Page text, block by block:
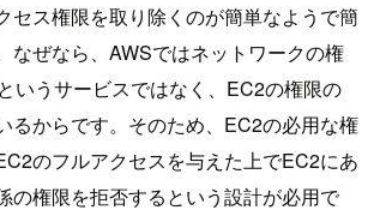
セス権限を取り除くのが簡単なようで簡
なぜなら、AWSではネットワークの権
いうサービスではなく、EC2の権限の
るからです。そのため、EC2の必用な権
のフルアクセスを与えた上でEC2にあ
の権限を拒否するという設計が必用で